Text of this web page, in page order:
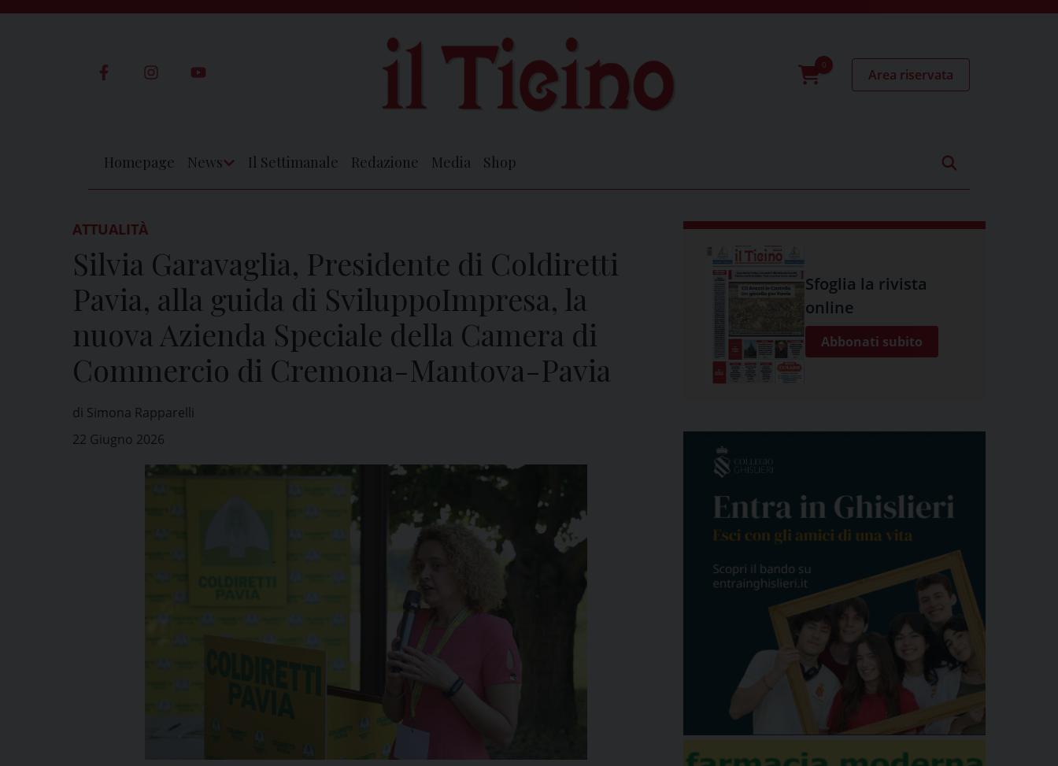
0
Area riservata
Homepage News Il Settimanale Redazione Media Shop
ATTUALITÀ
Silvia Garavaglia, Presidente di Coldiretti
Pavia, alla guida di SviluppoImpresa, la
nuova Azienda Speciale della Camera di
Commercio di Cremona-Mantova-Pavia
di Simona Rapparelli
22 Giugno 2026
Sfoglia la rivista
online
Abbonati subito